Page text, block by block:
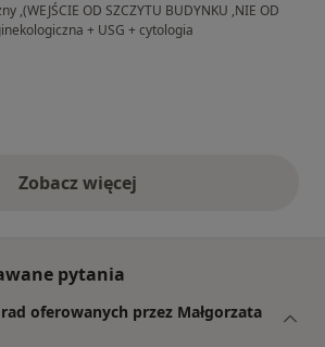
,(WEJŚCIE OD SZCZYTU BUDYNKU ,NIE OD
+ USG + cytologia
Zobacz więcejopinie powyżej
pytania
oferowanych przez Małgorzata